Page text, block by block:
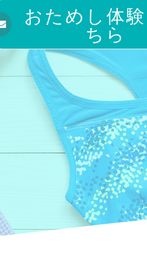
おためし体
ちら